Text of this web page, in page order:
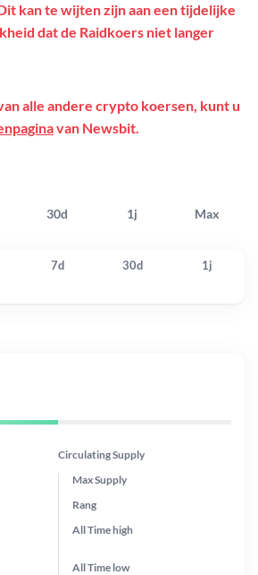
30d 1j Max
kan te wijten zijn aan een tijdelijke
dat de Raidkoers niet langer
alle andere crypto koersen, kunt u
van Newsbit.
7d 30d 1j
Circulating Supply
Max Supply
Rang
All Timehigh
All Time low